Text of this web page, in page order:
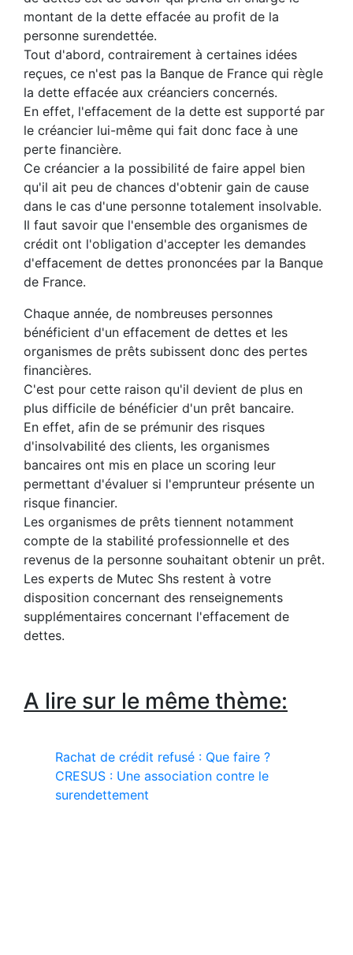
montant de la dette effacée au profit de la
personne surendettée.
Tout d'abord, contrairement à certaines idées
reçues, ce n'est pas la Banque de France qui règle
la dette effacée aux créanciers concernés.
En effet, l'effacement de la dette est supporté par
le créancier lui-même qui fait donc face à une
perte financière.
Ce créancier a la possibilité de faire appel bien
qu'il ait peu de chances d'obtenir gain de cause
dans le cas d'une personne totalement insolvable.
Il faut savoir que l'ensemble des organismes de
crédit ont l'obligation d'accepter les demandes
d'effacement de dettes prononcées par la Banque
de France.
Chaque année, de nombreuses personnes
bénéficient d'un effacement de dettes et les
organismes de prêts subissent donc des pertes
financières.
C'est pour cette raison qu'il devient de plus en
plus difficile de bénéficier d'un prêt bancaire.
En effet, afin de se prémunir des risques
d'insolvabilité des clients, les organismes
bancaires ont mis en place un scoring leur
permettant d'évaluer si l'emprunteur présente un
risque financier.
Les organismes de prêts tiennent notamment
compte de la stabilité professionnelle et des
revenus de la personne souhaitant obtenir un prêt.
Les experts de Mutec Shs restent à votre
disposition concernant des renseignements
supplémentaires concernant l'effacement de
dettes.
A lire sur le même thème:
Rachat de crédit refusé : Que faire ?
CRESUS : Une association contre le
surendettement